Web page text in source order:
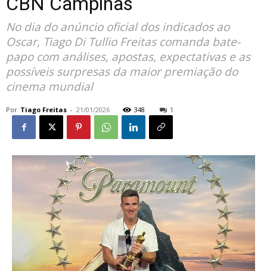
No dia do anúncio oficial dos indicados ao
Oscar, Tiago Di Tullio Freitas comanda bate-
papo com análises, apostas, expectativas e as
possíveis surpresas da maior premiação do
cinema mundial
Por Tiago Freitas - 21/01/2026 348 1